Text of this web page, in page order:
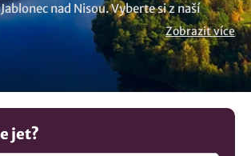
nad Nisou. Vyberte si z naší
zařízení, která jsou ideální pro
soustředění a sportovní oddíly. Od
s vlastní posilovnou, horských chat až
s bazénem nebo třeba rekreačním
fotbalovým hřištěm. Nenašli jste to
další tipy na
..
Zobrazit více
jet?